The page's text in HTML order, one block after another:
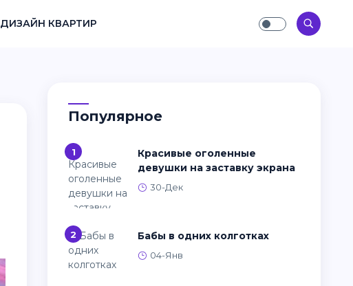
ДИЗАЙН КВАРТИР
Популярное
1
Красивые оголенные
девушки на заставку экрана
30-Дек
2 Бабы в одних колготках
04-Янв